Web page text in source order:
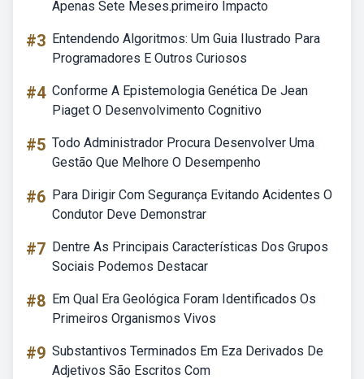
Apenas Sete Meses.primeiro Impacto
#3 Entendendo Algoritmos: Um Guia Ilustrado Para
Programadores E Outros Curiosos
#4 Conforme A Epistemologia Genética De Jean
Piaget O Desenvolvimento Cognitivo
#5 Todo Administrador Procura Desenvolver Uma
Gestão Que Melhore O Desempenho
#6 Para Dirigir Com Segurança Evitando Acidentes O
Condutor Deve Demonstrar
#7 Dentre As Principais Características Dos Grupos
Sociais Podemos Destacar
#8 Em Qual Era Geológica Foram Identificados Os
Primeiros Organismos Vivos
#9 Substantivos Terminados Em Eza Derivados De
Adjetivos São Escritos Com